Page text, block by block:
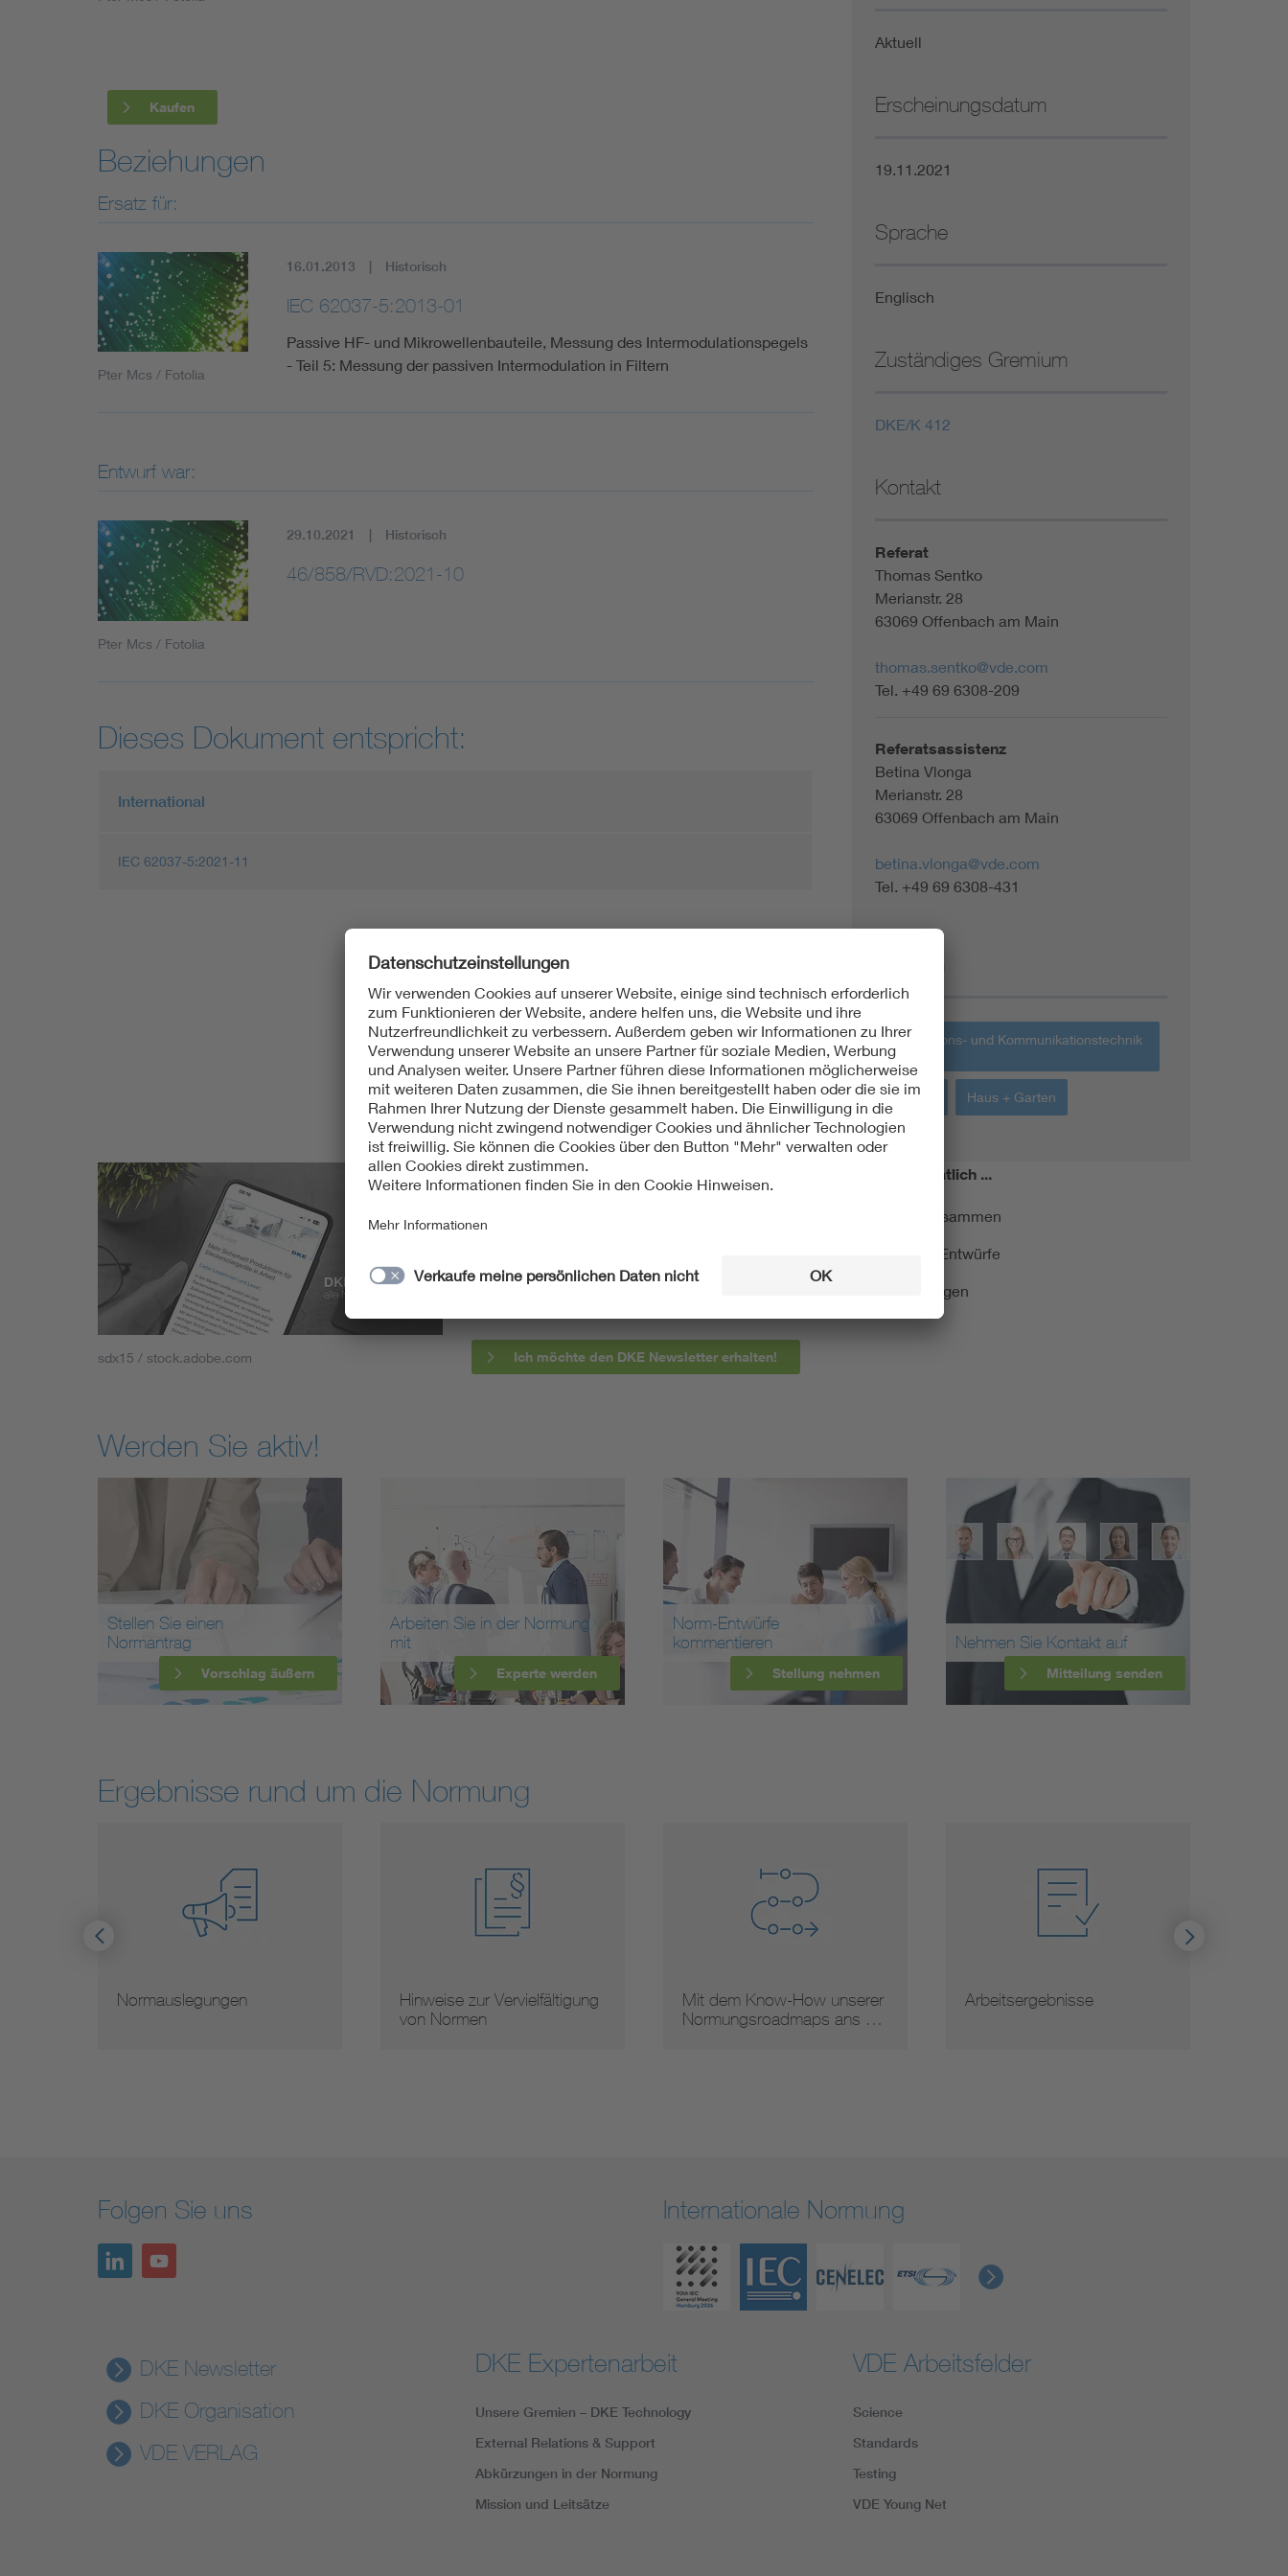
Mobility
Smart Cities
Kaufen
Beziehungen
Ersatz für:
Pter Mcs / Fotolia
16.01.2013 Historisch
IEC 62037-5:2013-01
Passive HF- und Mikrowellenbauteile, Messung des Intermodulationspegels
- Teil 5: Messung der passiven Intermodulation in Filtern
Entwurf war:
Pter Mcs / Fotolia
29.10.2021 Historisch
46/858/RVD:2021-10
Dieses Dokument entspricht:
International
IEC 62037-5:2021-11
Aktuell
Erscheinungsdatum
19.11.2021
Sprache
Englisch
Zuständiges Gremium
DKE/K 412
Kontakt
Referat
Thomas Sentko
Merianstr. 28
63069 Offenbach am Main
thomas.sentko@vde.com
Tel. +49 69 6308-209
Referatsassistenz
Betina Vlonga
Merianstr. 28
63069 Offenbach am Main
betina.vlonga@vde.com
Tel. +49 69 6308-431
Informations- und Kommunikationstechnik
IKT
IT-Netze Haus + Garten
sdx15 / stock.adobe.com
Mit unserem DKE Newsletter sind Sie immer top informiert! Monatlich ...
fassen wir die wichtigsten Entwicklungen in der Normung kurz zusammen
berichten wir über aktuelle Arbeitsergebnisse, Publikationen und Entwürfe
informieren wir Sie bereits frühzeitig über zukünftige Veranstaltungen
Ich möchte den DKE Newsletter erhalten!
Werden Sie aktiv!
Stellen Sie einen
Normantrag
Vorschlag äußern
Arbeiten Sie in der Normung
mit
Experte werden
Norm-Entwürfe
kommentieren
Stellung nehmen
Nehmen Sie Kontakt auf
Mitteilung senden
Ergebnisse rund um die Normung
Normauslegungen
Hinweise zur Vervielfältigung
von Normen
Mit dem Know-How unserer
Normungsroadmaps ans …
Arbeitsergebnisse
Folgen Sie uns Internationale Normung
DKE Newsletter
DKE Organisation
VDE VERLAG
DKE Expertenarbeit
Unsere Gremien – DKE Technology
External Relations & Support
Abkürzungen in der Normung
Mission und Leitsätze
VDE Arbeitsfelder
Science
Standards
Testing
VDE Young Net